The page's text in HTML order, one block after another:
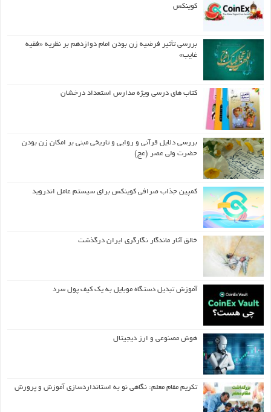
کوینکس
بررسی تأثیر فرضیه زن بودن امام دوازدهم بر نظریه «فقیه
غایب»
کتاب های درسی ویژه مدارس استعداد درخشان
بررسی دلایل قرآنی و روایی و تاریخی مبنی بر امکان زن بودن
حضرت ولی عصر (عج)
کمپین جذاب صرافی کوینکس برای سیستم عامل اندروید
خالق آثار ماندگار نگارگری ایران درگذشت
آموزش تبدیل دستگاه موبایل به یک کیف‌ پول سرد
هوش مصنوعی و ارز دیجیتال
تکریم مقام معلم: نگاهی نو به استانداردسازی آموزش و پرورش